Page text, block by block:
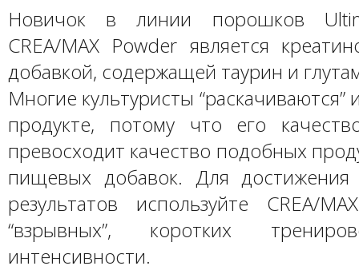
Новичок в линии порошков
CREA/MAX Powder является
добавкой, содержащей таурин и
Многие культуристы
продукте, потому что его
превосходит качество подобных
пищевых добавок. Для достижения
результатов используйте CREA/
“взрывных”, коротких
интенсивности.